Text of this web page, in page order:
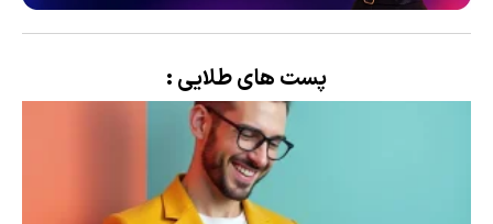
پست های طلایی :